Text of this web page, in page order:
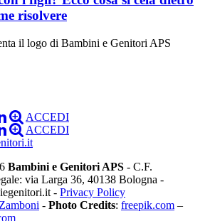
risolvere
ACCEDI
ACCEDI
Bambini e Genitori APS - C.F.
via Larga 36, 40138 Bologna -
- Privacy Policy
- Photo Credits: freepik.com –